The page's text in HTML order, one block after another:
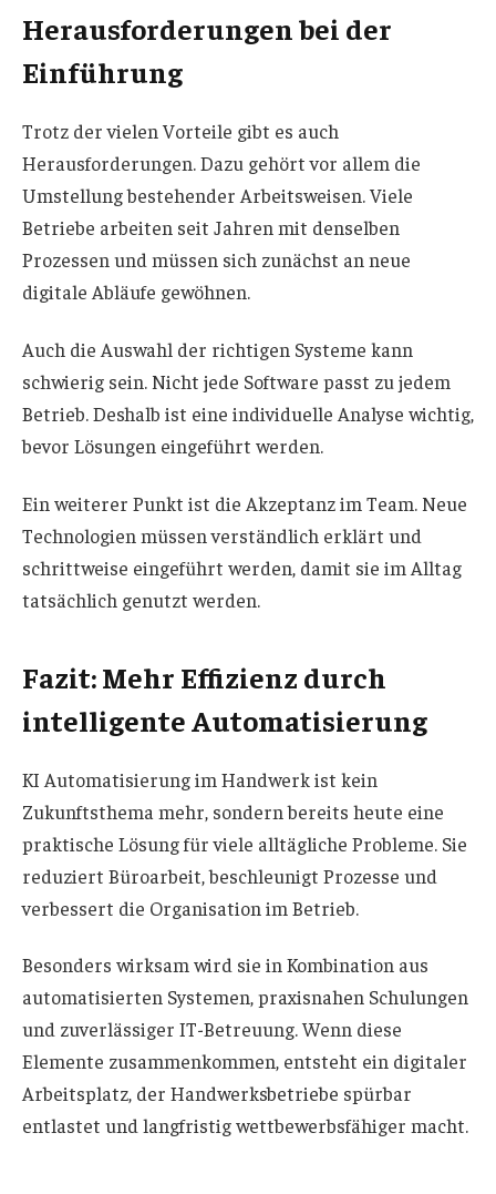
Herausforderungen bei der
Einführung
Trotz der vielen Vorteile gibt es auch
Herausforderungen. Dazu gehört vor allem die
Umstellung bestehender Arbeitsweisen. Viele
Betriebe arbeiten seit Jahren mit denselben
Prozessen und müssen sich zunächst an neue
digitale Abläufe gewöhnen.
Auch die Auswahl der richtigen Systeme kann
schwierig sein. Nicht jede Software passt zu jedem
Betrieb. Deshalb ist eine individuelle Analyse wichtig,
bevor Lösungen eingeführt werden.
Ein weiterer Punkt ist die Akzeptanz im Team. Neue
Technologien müssen verständlich erklärt und
schrittweise eingeführt werden, damit sie im Alltag
tatsächlich genutzt werden.
Fazit: Mehr Effizienz durch
intelligente Automatisierung
KI Automatisierung im Handwerk ist kein
Zukunftsthema mehr, sondern bereits heute eine
praktische Lösung für viele alltägliche Probleme. Sie
reduziert Büroarbeit, beschleunigt Prozesse und
verbessert die Organisation im Betrieb.
Besonders wirksam wird sie in Kombination aus
automatisierten Systemen, praxisnahen Schulungen
und zuverlässiger IT-Betreuung. Wenn diese
Elemente zusammenkommen, entsteht ein digitaler
Arbeitsplatz, der Handwerksbetriebe spürbar
entlastet und langfristig wettbewerbsfähiger macht.